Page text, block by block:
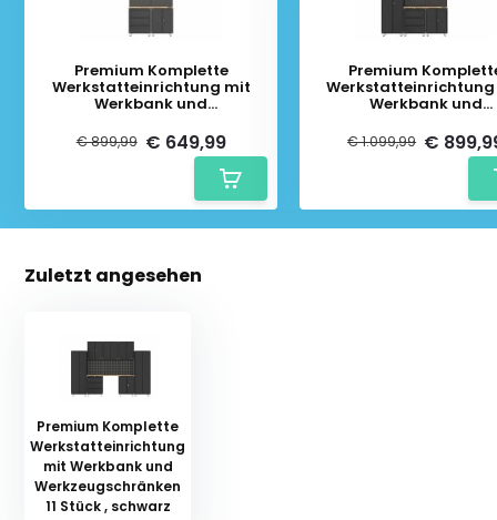
Premium Komplette
Werkstatteinrichtung mit
Werkbank und
schwarz
€ 899,99 € 649,99
Premium
Werkbank und
schwarz
€ 1.099,99 €
Zuletzt angesehen
Premium Komplette
Werkstatteinrichtung
mit Werkbank und
Werkzeugschränken
11 Stück , schwarz